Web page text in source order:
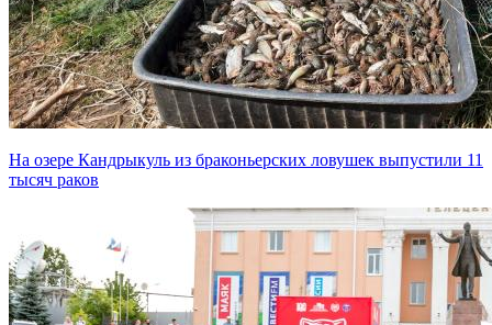
На озере Кандрыкуль из браконьерских ловушек выпустили 11
тысяч раков